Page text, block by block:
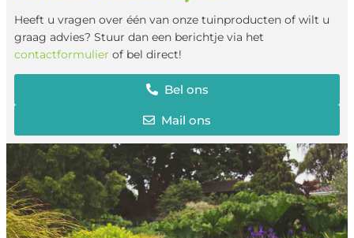
Heeft u vragen over één van onze tuinproducten of wilt u
graag advies? Stuur dan een berichtje via het
contactformulier of bel direct!
Bel ons
Mail ons